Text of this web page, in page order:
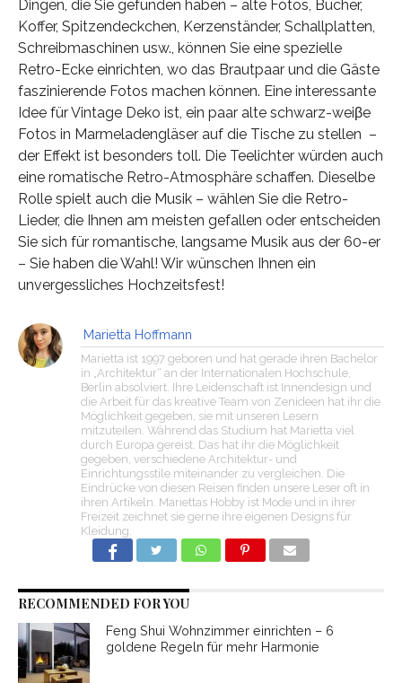
Dingen, die Sie gefunden haben – alte Fotos, Bücher,
Koffer, Spitzendeckchen, Kerzenständer, Schallplatten,
Schreibmaschinen usw., können Sie eine spezielle
Retro-Ecke einrichten, wo das Brautpaar und die Gäste
faszinierende Fotos machen können. Eine interessante
Idee für Vintage Deko ist, ein paar alte schwarz-weiβe
Fotos in Marmeladengläser auf die Tische zu stellen –
der Effekt ist besonders toll. Die Teelichter würden auch
eine romatische Retro-Atmosphäre schaffen. Dieselbe
Rolle spielt auch die Musik – wählen Sie die Retro-
Lieder, die Ihnen am meisten gefallen oder entscheiden
Sie sich für romantische, langsame Musik aus der 60-er
– Sie haben die Wahl! Wir wünschen Ihnen ein
unvergessliches Hochzeitsfest!
Marietta Hoffmann
Marietta ist 1997 geboren und hat gerade ihren Bachelor
in „Architektur“ an der Internationalen Hochschule,
Berlin absolviert. Ihre Leidenschaft ist Innendesign und
die Arbeit für das kreative Team von Zenideen hat ihr die
Möglichkeit gegeben, sie mit unseren Lesern
mitzuteilen. Während das Studium hat Marietta viel
durch Europa gereist. Das hat ihr die Möglichkeit
gegeben, verschiedene Architektur- und
Einrichtungsstile miteinander zu vergleichen. Die
Eindrücke von diesen Reisen finden unsere Leser oft in
ihren Artikeln. Mariettas Hobby ist Mode und in ihrer
Freizeit zeichnet sie gerne ihre eigenen Designs für
Kleidung.
RECOMMENDED FOR YOU
Feng Shui Wohnzimmer einrichten – 6
goldene Regeln für mehr Harmonie